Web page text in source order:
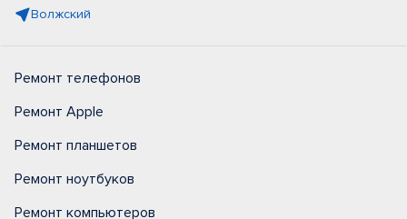
Волжский
Ремонт телефонов
Ремонт Apple
Ремонт планшетов
Ремонт ноутбуков
Ремонт компьютеров